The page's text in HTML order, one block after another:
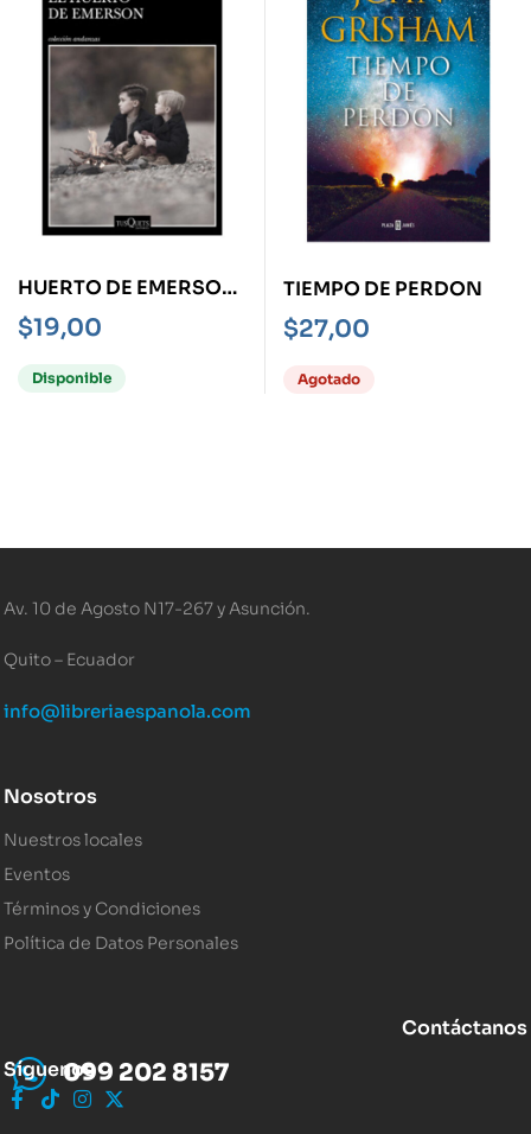
HUERTO DE EMERSON,
EL
$19,00
Disponible
TIEMPO DE PERDON
$27,00
Agotado
Av. 10 de Agosto N17-267 y Asunción.
Quito – Ecuador
info@libreriaespanola.com
Nosotros
Nuestros locales
Eventos
Términos y Condiciones
Política de Datos Personales
Contáctanos
099 202 8157
Síguenos